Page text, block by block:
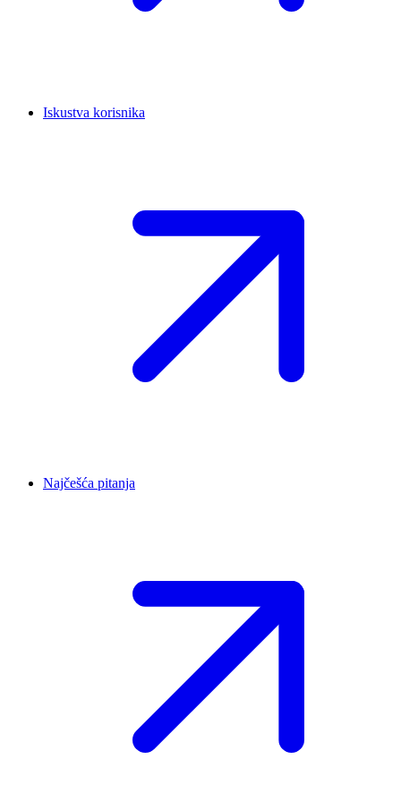
Iskustva korisnika
Najčešća pitanja